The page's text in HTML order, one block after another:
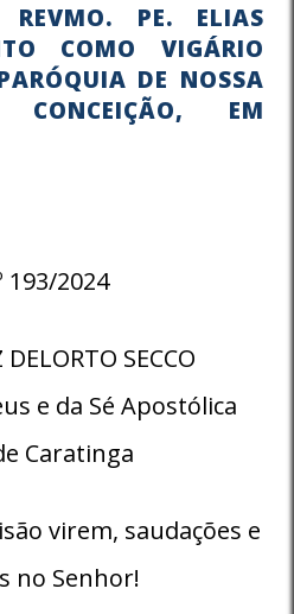
REVMO. PE. ELIAS
COMO VIGÁRIO
DE NOSSA
EM
193/2024
SECCO
e da Sé Apostólica
Caratinga
virem, saudações e
no Senhor!